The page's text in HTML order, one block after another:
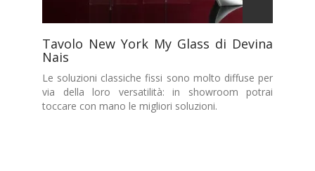
Tavolo New York My Glass di Devina
Nais
Le soluzioni classiche fissi sono molto diffuse per
via della loro versatilità: in showroom potrai
toccare con mano le migliori soluzioni.